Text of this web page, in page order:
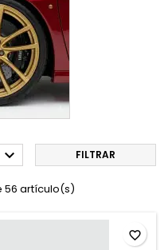
 FILTRAR
56 artículo(s)
favorite_border